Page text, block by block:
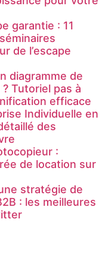
garantie : 11
de l’escape
diagramme de
Tutoriel pas à
efficace
Individuelle en
des
:
de location sur
stratégie de
: les meilleures